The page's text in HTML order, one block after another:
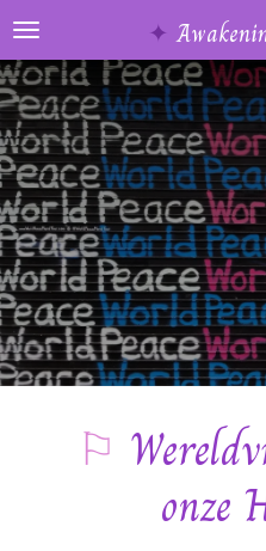
Ga
direct
naar
de
hoofdinhoud
✦
⚐
onze